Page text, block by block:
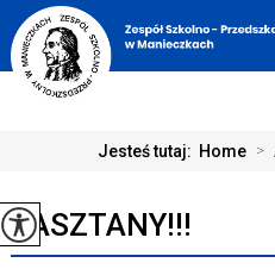
Jesteś tutaj: Home >
KASZTANY!!!